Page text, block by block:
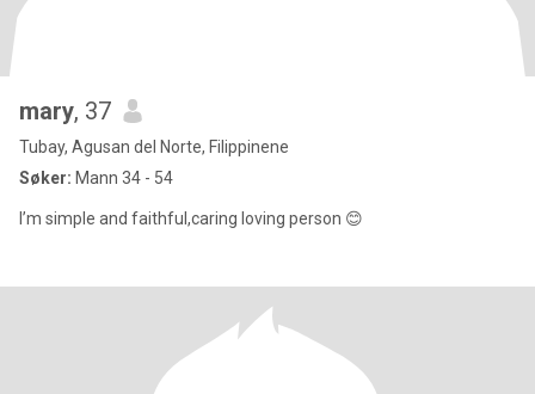
mary, 37
Tubay, Agusan del Norte, Filippinene
Søker: Mann 34 - 54
I’m simple and faithful,caring loving person 😊